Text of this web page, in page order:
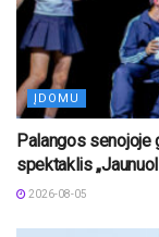
ĮDOMU
Palangos
spektaklis
2026-08-05